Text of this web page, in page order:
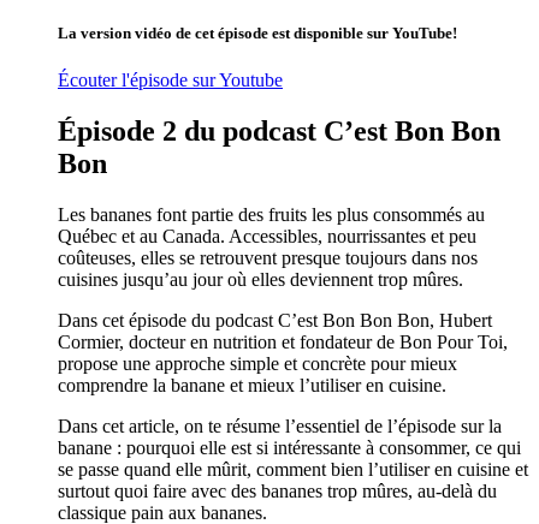
La version vidéo de cet épisode est disponible sur YouTube!
Écouter l'épisode sur Youtube
Épisode 2 du podcast C’est Bon Bon
Bon
Les bananes font partie des fruits les plus consommés au
Québec et au Canada. Accessibles, nourrissantes et peu
coûteuses, elles se retrouvent presque toujours dans nos
cuisines jusqu’au jour où elles deviennent trop mûres.
Dans cet épisode du podcast C’est Bon Bon Bon, Hubert
Cormier, docteur en nutrition et fondateur de Bon Pour Toi,
propose une approche simple et concrète pour mieux
comprendre la banane et mieux l’utiliser en cuisine.
Dans cet article, on te résume l’essentiel de l’épisode sur la
banane : pourquoi elle est si intéressante à consommer, ce qui
se passe quand elle mûrit, comment bien l’utiliser en cuisine et
surtout quoi faire avec des bananes trop mûres, au-delà du
classique pain aux bananes.